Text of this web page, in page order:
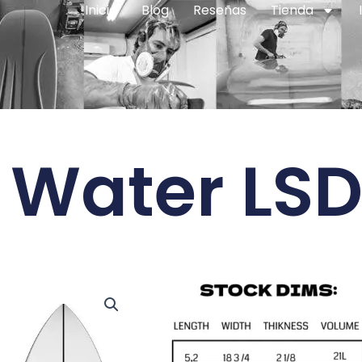
Inicio Blog Reseñas Tienda
LSD